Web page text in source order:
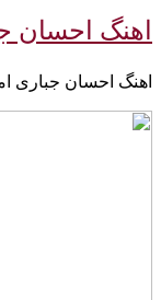
احسان
احسان جباری